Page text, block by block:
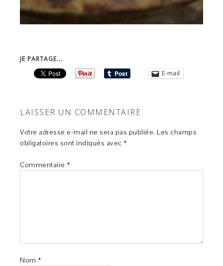
JE PARTAGE...
E-mail
LAISSER UN COMMENTAIRE
Votre adresse e-mail ne sera pas publiée. Les champs
obligatoires sont indiqués avec *
Commentaire *
Nom *